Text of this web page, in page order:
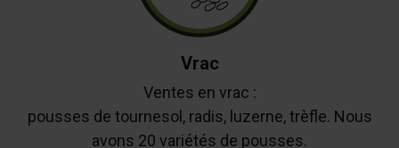
Vrac
Ventes en vrac :
pousses de tournesol, radis, luzerne, trèfle. Nous
avons 20 variétés de pousses.